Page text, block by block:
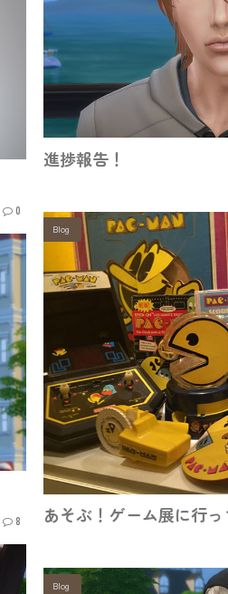
進捗報告！
0
Blog
あそぶ！ゲーム展に行
8
Blog